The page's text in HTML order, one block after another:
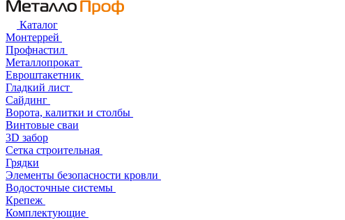
Каталог
Монтеррей
Профнастил
Металлопрокат
Евроштакетник
Гладкий лист
Сайдинг
Ворота, калитки и столбы
Винтовые сваи
3D забор
Сетка строительная
Грядки
Элементы безопасности кровли
Водосточные системы
Крепеж
Комплектующие